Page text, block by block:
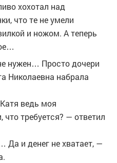
хохотал над
что те не умели
и ножом. А теперь
нужен… Просто дочери
Николаевна набрала
ведь моя
требуется? — ответил
Да и денег не хватает, —